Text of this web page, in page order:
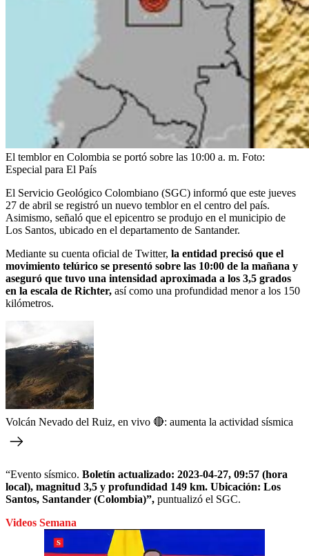
El temblor en Colombia se portó sobre las 10:00 a. m. Foto:
Especial para El País
El Servicio Geológico Colombiano (SGC) informó que este jueves
27 de abril se registró un nuevo temblor en el centro del país.
Asimismo, señaló que el epicentro se produjo en el municipio de
Los Santos, ubicado en el departamento de Santander.
Mediante su cuenta oficial de Twitter, la entidad precisó que el
movimiento telúrico se presentó sobre las 10:00 de la mañana y
aseguró que tuvo una intensidad aproximada a los 3,5 grados
en la escala de Richter, así como una profundidad menor a los 150
kilómetros.
Volcán Nevado del Ruiz, en vivo 🔴: aumenta la actividad sísmica
“Evento sísmico. Boletín actualizado: 2023-04-27, 09:57 (hora
local), magnitud 3,5 y profundidad 149 km. Ubicación: Los
Santos, Santander (Colombia)”, puntualizó el SGC.
Videos Semana